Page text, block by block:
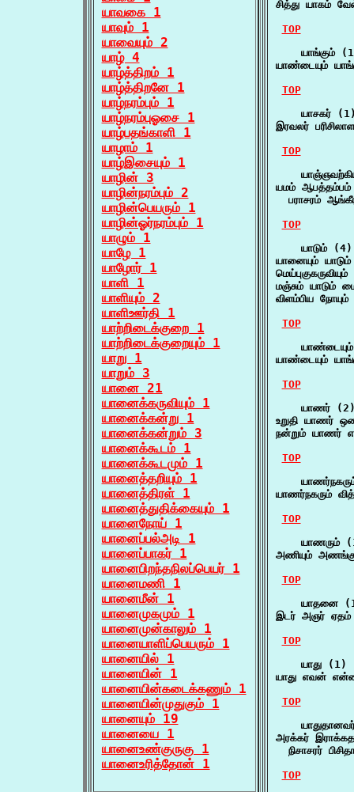
யாவகை 1
யாவும் 1
யாவையும் 2
யாழ் 4
யாழ்த்திறம் 1
யாழ்த்திறனே 1
யாழ்நரம்பும் 1
யாழ்நரம்புஓசை 1
யாழ்பதங்காளி 1
யாழாம் 1
யாழ்இசையும் 1
யாழின் 3
யாழின்நரம்பும் 2
யாழின்பெயரும் 1
யாழின்ஓர்நரம்பும் 1
யாழும் 1
யாழே 1
யாழோர் 1
யாளி 1
யாளியும் 2
யாளிஊர்தி 1
யாற்றிடைக்குறை 1
யாற்றிடைக்குறையும் 1
யாறு 1
யாறும் 3
யானை 21
யானைக்கருவியும் 1
யானைக்கன்று 1
யானைக்கன்றும் 3
யானைக்கூடம் 1
யானைக்கூடமும் 1
யானைத்தறியும் 1
யானைத்திரள் 1
யானைத்துதிக்கையும் 1
யானைநோய் 1
யானைப்பல்அடி 1
யானைப்பாகர் 1
யானைபிறந்தநிலப்பெயர் 1
யானைமணி 1
யானைமீன் 1
யானைமுகமும் 1
யானைமுன்காலும் 1
யானையாளிப்பெயரும் 1
யானையில் 1
யானையின் 1
யானையின்கடைக்கணும் 1
யானையின்முதுகும் 1
யானையும் 19
யானையை 1
யானைஉண்குருகு 1
யானைஉரித்தோன் 1
சித்து யாகம்
TOP
யாங்கும்
யாண்டையும்
TOP
யாசகர்
இரவலர்
TOP
யமம் ஆபத்தம்பம்
பராசரம்
TOP
    யாடும் (4)
யானையும்
மஞ்சும் யாடும்
விளம்பிய
TOP
யாண்டையும்
TOP
யாணர்
உறுதி யாணர்
நன்றும் யாணர்
TOP
யாணர்நகரும்
TOP
யாணரும்
அணியும்
TOP
யாதனை
இடர் அஞர்
TOP
    யாது (1)
யாது எவன்
TOP
அரக்கர்
நிசாசரர்
TOP